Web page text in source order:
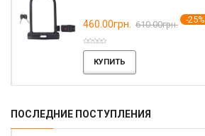
460.00грн. 610.00грн. -25%
КУПИТЬ
ПОСЛЕДНИЕ ПОСТУПЛЕНИЯ